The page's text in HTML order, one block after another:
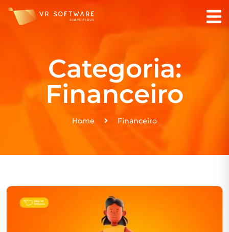
Categoria:
Financeiro
Home Financeiro